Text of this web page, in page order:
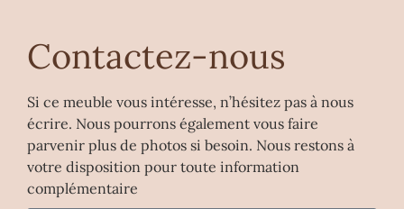
Contactez-nous
Si ce meuble vous intéresse, n’hésitez pas à nous
écrire. Nous pourrons également vous faire
parvenir plus de photos si besoin. Nous restons à
votre disposition pour toute information
complémentaire